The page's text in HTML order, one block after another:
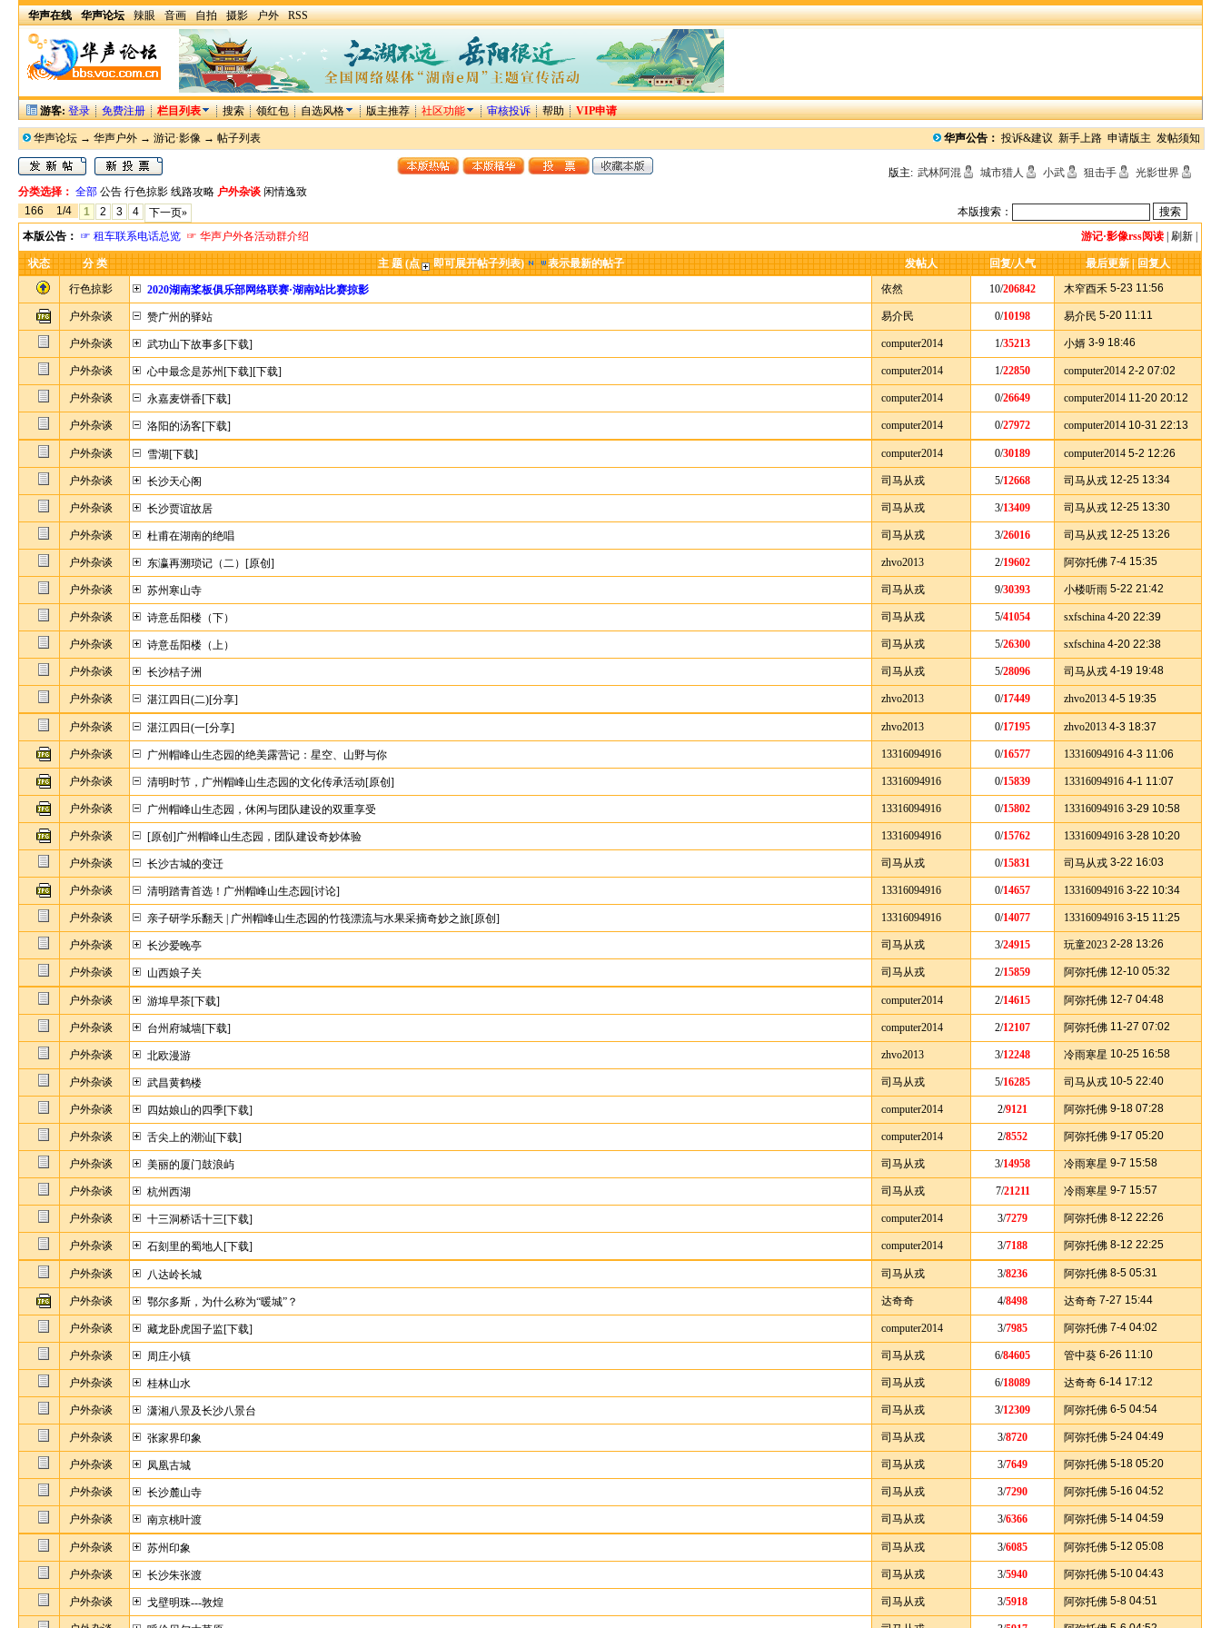
华声在线 华声论坛 辣眼 音画 自拍 摄影 户外 RSS
游客: 登录 免费注册 栏目列表 搜索 领红包 自选风格 版主推荐 社区功能 审核投诉 帮助 VIP申请
华声公告： 投诉&建议 新手上路 申请版主 发帖须知
华声论坛 →华声户外 →游记·影像 → 帖子列表
版主: 武林阿混 城市猎人 小武 狙击手
光影世界
分类选择： 全部 公告 行色掠影 线路攻略 户外杂谈 闲情逸致
166
1/4 1 2 3 4 下一页»
本版搜索：
本版公告： ☞ 租车联系电话总览 ☞ 华声户外各活动群介绍 游记·影像rss阅读 |刷新
状态 分 类 主 题 (点 即可展开帖子列表) 表示最新的帖子 发帖人 回复/人气
最后更新 | 回复人
行色掠影
2020湖南桨板俱乐部网络联赛·湖南站比赛掠影 依然 10/206842 5-23 11:56
木窄酉禾
户外杂谈 赞广州的驿站 易介民 0/10198 5-20 11:11
易介民
户外杂谈 武功山下故事多[下载] computer2014 1/35213 3-9 18:46
小婿
户外杂谈 心中最念是苏州[下载][下载] computer2014 1/22850 2-2 07:02
computer2014
户外杂谈 永嘉麦饼香[下载] computer2014 0/26649 11-20 20:12
computer2014
户外杂谈 洛阳的汤客[下载] computer2014 0/27972 10-31 22:13
computer2014
户外杂谈 雪湖[下载] computer2014 0/30189 5-2 12:26
computer2014
户外杂谈 长沙天心阁 司马从戎 5/12668 12-25 13:34
司马从戎
户外杂谈 长沙贾谊故居 司马从戎 3/13409 12-25 13:30
司马从戎
户外杂谈 杜甫在湖南的绝唱 司马从戎 3/26016 12-25 13:26
司马从戎
户外杂谈 东瀛再溯琐记（二）[原创] zhvo2013 2/19602 7-4 15:35
阿弥托佛
户外杂谈 苏州寒山寺 司马从戎 9/30393 5-22 21:42
小楼听雨
户外杂谈 诗意岳阳楼（下） 司马从戎 5/41054 4-20 22:39
sxfschina
户外杂谈 诗意岳阳楼（上） 司马从戎 5/26300 4-20 22:38
sxfschina
户外杂谈 长沙桔子洲 司马从戎 5/28096 4-19 19:48
司马从戎
户外杂谈 湛江四日(二)[分享] zhvo2013 0/17449 4-5 19:35
zhvo2013
户外杂谈 湛江四日(一[分享] zhvo2013 0/17195 4-3 18:37
zhvo2013
户外杂谈 广州帽峰山生态园的绝美露营记：星空、山野与你 13316094916 0/16577 4-3 11:06
13316094916
户外杂谈 清明时节，广州帽峰山生态园的文化传承活动[原创] 13316094916 0/15839 4-1 11:07
13316094916
户外杂谈 广州帽峰山生态园，休闲与团队建设的双重享受 13316094916 0/15802 3-29 10:58
13316094916
户外杂谈 [原创]广州帽峰山生态园，团队建设奇妙体验 13316094916 0/15762 3-28 10:20
13316094916
户外杂谈 长沙古城的变迁 司马从戎 0/15831 3-22 16:03
司马从戎
户外杂谈 清明踏青首选！广州帽峰山生态园[讨论] 13316094916 0/14657 3-22 10:34
13316094916
户外杂谈 亲子研学乐翻天 | 广州帽峰山生态园的竹筏漂流与水果采摘奇妙之旅[原创] 13316094916 0/14077 3-15 11:25
13316094916
户外杂谈 长沙爱晚亭 司马从戎 3/24915 2-28 13:26
玩童2023
户外杂谈 山西娘子关 司马从戎 2/15859 12-10 05:32
阿弥托佛
户外杂谈 游埠早茶[下载] computer2014 2/14615 12-7 04:48
阿弥托佛
户外杂谈 台州府城墙[下载] computer2014 2/12107 11-27 07:02
阿弥托佛
户外杂谈 北欧漫游 zhvo2013 3/12248 10-25 16:58
冷雨寒星
户外杂谈 武昌黄鹤楼 司马从戎 5/16285 10-5 22:40
司马从戎
户外杂谈 四姑娘山的四季[下载] computer2014 2/9121 9-18 07:28
阿弥托佛
户外杂谈 舌尖上的潮汕[下载] computer2014 2/8552 9-17 05:20
阿弥托佛
户外杂谈 美丽的厦门鼓浪屿 司马从戎 3/14958 9-7 15:58
冷雨寒星
户外杂谈 杭州西湖 司马从戎 7/21211 9-7 15:57
冷雨寒星
户外杂谈 十三洞桥话十三[下载] computer2014 3/7279 8-12 22:26
阿弥托佛
户外杂谈 石刻里的蜀地人[下载] computer2014 3/7188 8-12 22:25
阿弥托佛
户外杂谈 八达岭长城 司马从戎 3/8236 8-5 05:31
阿弥托佛
户外杂谈 鄂尔多斯，为什么称为“暖城”？ 达奇奇 4/8498 7-27 15:44
达奇奇
户外杂谈 藏龙卧虎国子监[下载] computer2014 3/7985 7-4 04:02
阿弥托佛
户外杂谈 周庄小镇 司马从戎 6/84605 6-26 11:10
管中葵
户外杂谈 桂林山水 司马从戎 6/18089 6-14 17:12
达奇奇
户外杂谈 潇湘八景及长沙八景台 司马从戎 3/12309 6-5 04:54
阿弥托佛
户外杂谈 张家界印象 司马从戎 3/8720 5-24 04:49
阿弥托佛
户外杂谈 凤凰古城 司马从戎 3/7649 5-18 05:20
阿弥托佛
户外杂谈 长沙麓山寺 司马从戎 3/7290 5-16 04:52
阿弥托佛
户外杂谈 南京桃叶渡 司马从戎 3/6366 5-14 04:59
阿弥托佛
户外杂谈 苏州印象 司马从戎 3/6085 5-12 05:08
阿弥托佛
户外杂谈 长沙朱张渡 司马从戎 3/5940 5-10 04:43
阿弥托佛
户外杂谈 戈壁明珠---敦煌 司马从戎 3/5918 5-8 04:51
阿弥托佛